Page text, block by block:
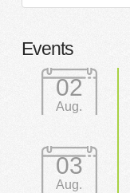
Events
02
Aug.
03
Aug.